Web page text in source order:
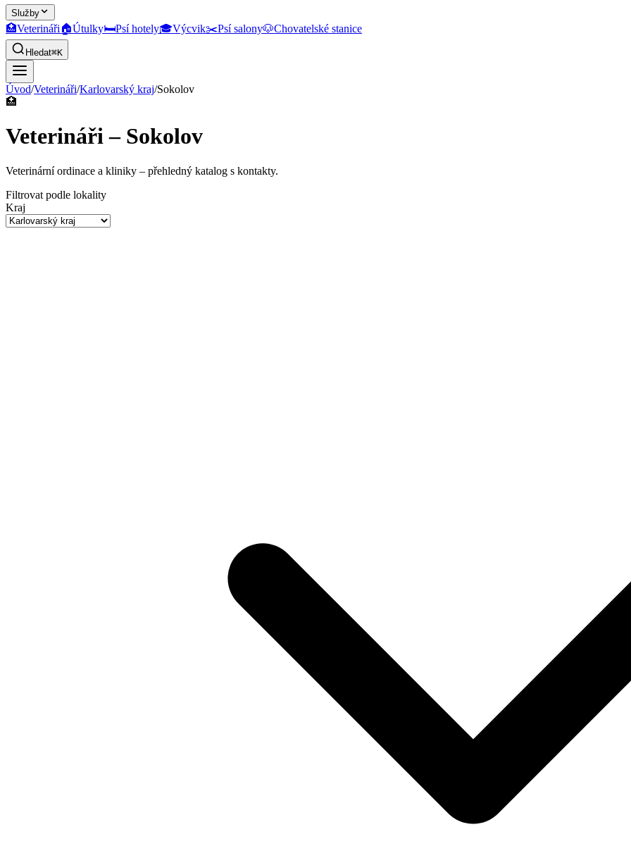
Služby
🏥Veterináři🏠Útulky🛏️Psí hotely🎓Výcvik✂️Psí salony🐶Chovatelské stanice
Hledat⌘K
Úvod/Veterináři/Karlovarský kraj/Sokolov
🏥
Veterináři – Sokolov
Veterinární ordinace a kliniky – přehledný katalog s kontakty.
Filtrovat podle lokality
Kraj